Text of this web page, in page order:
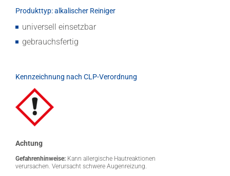
Produkttyp: alkalischer Reiniger
universell einsetzbar
gebrauchsfertig
Kennzeichnung nach CLP-Verordnung
Achtung
Gefahrenhinweise: Kann allergische Hautreaktionen
verursachen. Verursacht schwere Augenreizung.